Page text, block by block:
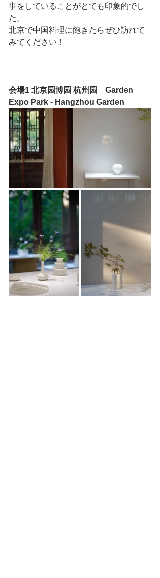
事をしていることがとても印象的でし
た。
北京で中国料理に飽きたらぜひ訪れて
みてください！
会場1 北京园博园 杭州园　Garden
Expo Park - Hangzhou Garden